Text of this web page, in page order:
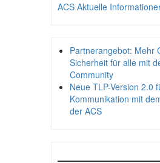
ACS Aktuelle
Partnerangebot: Mehr
Sicherheit für alle mit
Community
Neue TLP-Version 2.0
Kommunikation mit
der ACS